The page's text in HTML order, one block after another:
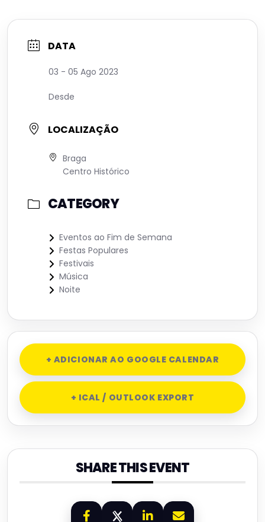
DATA
03 - 05 Ago 2023
Desde
LOCALIZAÇÃO
Braga
Centro Histórico
CATEGORY
Eventos ao Fim de Semana
Festas Populares
Festivais
Música
Noite
+ ADICIONAR AO GOOGLE CALENDAR
+ ICAL / OUTLOOK EXPORT
SHARE THIS EVENT